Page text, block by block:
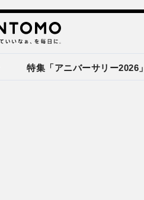
特集「アニバーサリー2026」